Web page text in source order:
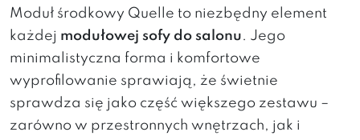
Moduł środkowy Quelle to niezbędny element
każdej modułowej sofy do salonu. Jego
minimalistyczna forma i komfortowe
wyprofilowanie sprawiają, że świetnie
sprawdza się jako część większego zestawu –
zarówno w przestronnych wnętrzach, jak i